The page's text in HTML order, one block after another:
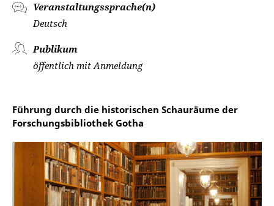
Veranstaltungssprache(n)
Deutsch
Publikum
öffentlich mit Anmeldung
Führung durch die historischen Schauräume der
Forschungsbibliothek Gotha